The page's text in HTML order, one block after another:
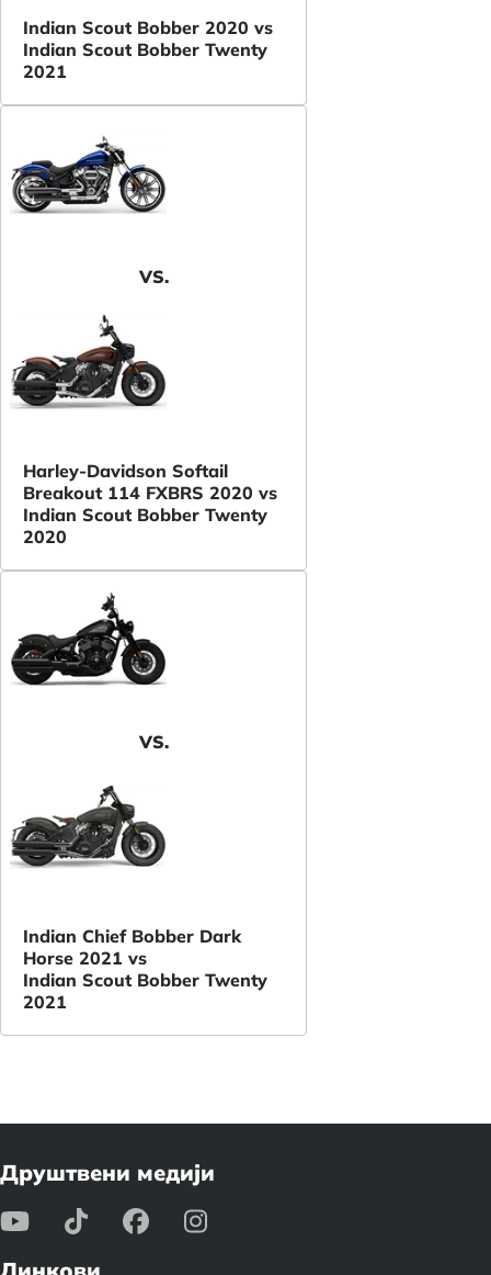
Indian Scout Bobber 2020 vs
Indian Scout Bobber Twenty
2021
VS.
Harley-Davidson Softail
Breakout 114 FXBRS 2020 vs
Indian Scout Bobber Twenty
2020
VS.
Indian Chief Bobber Dark
Horse 2021 vs
Indian Scout Bobber Twenty
2021
Друштвени медији